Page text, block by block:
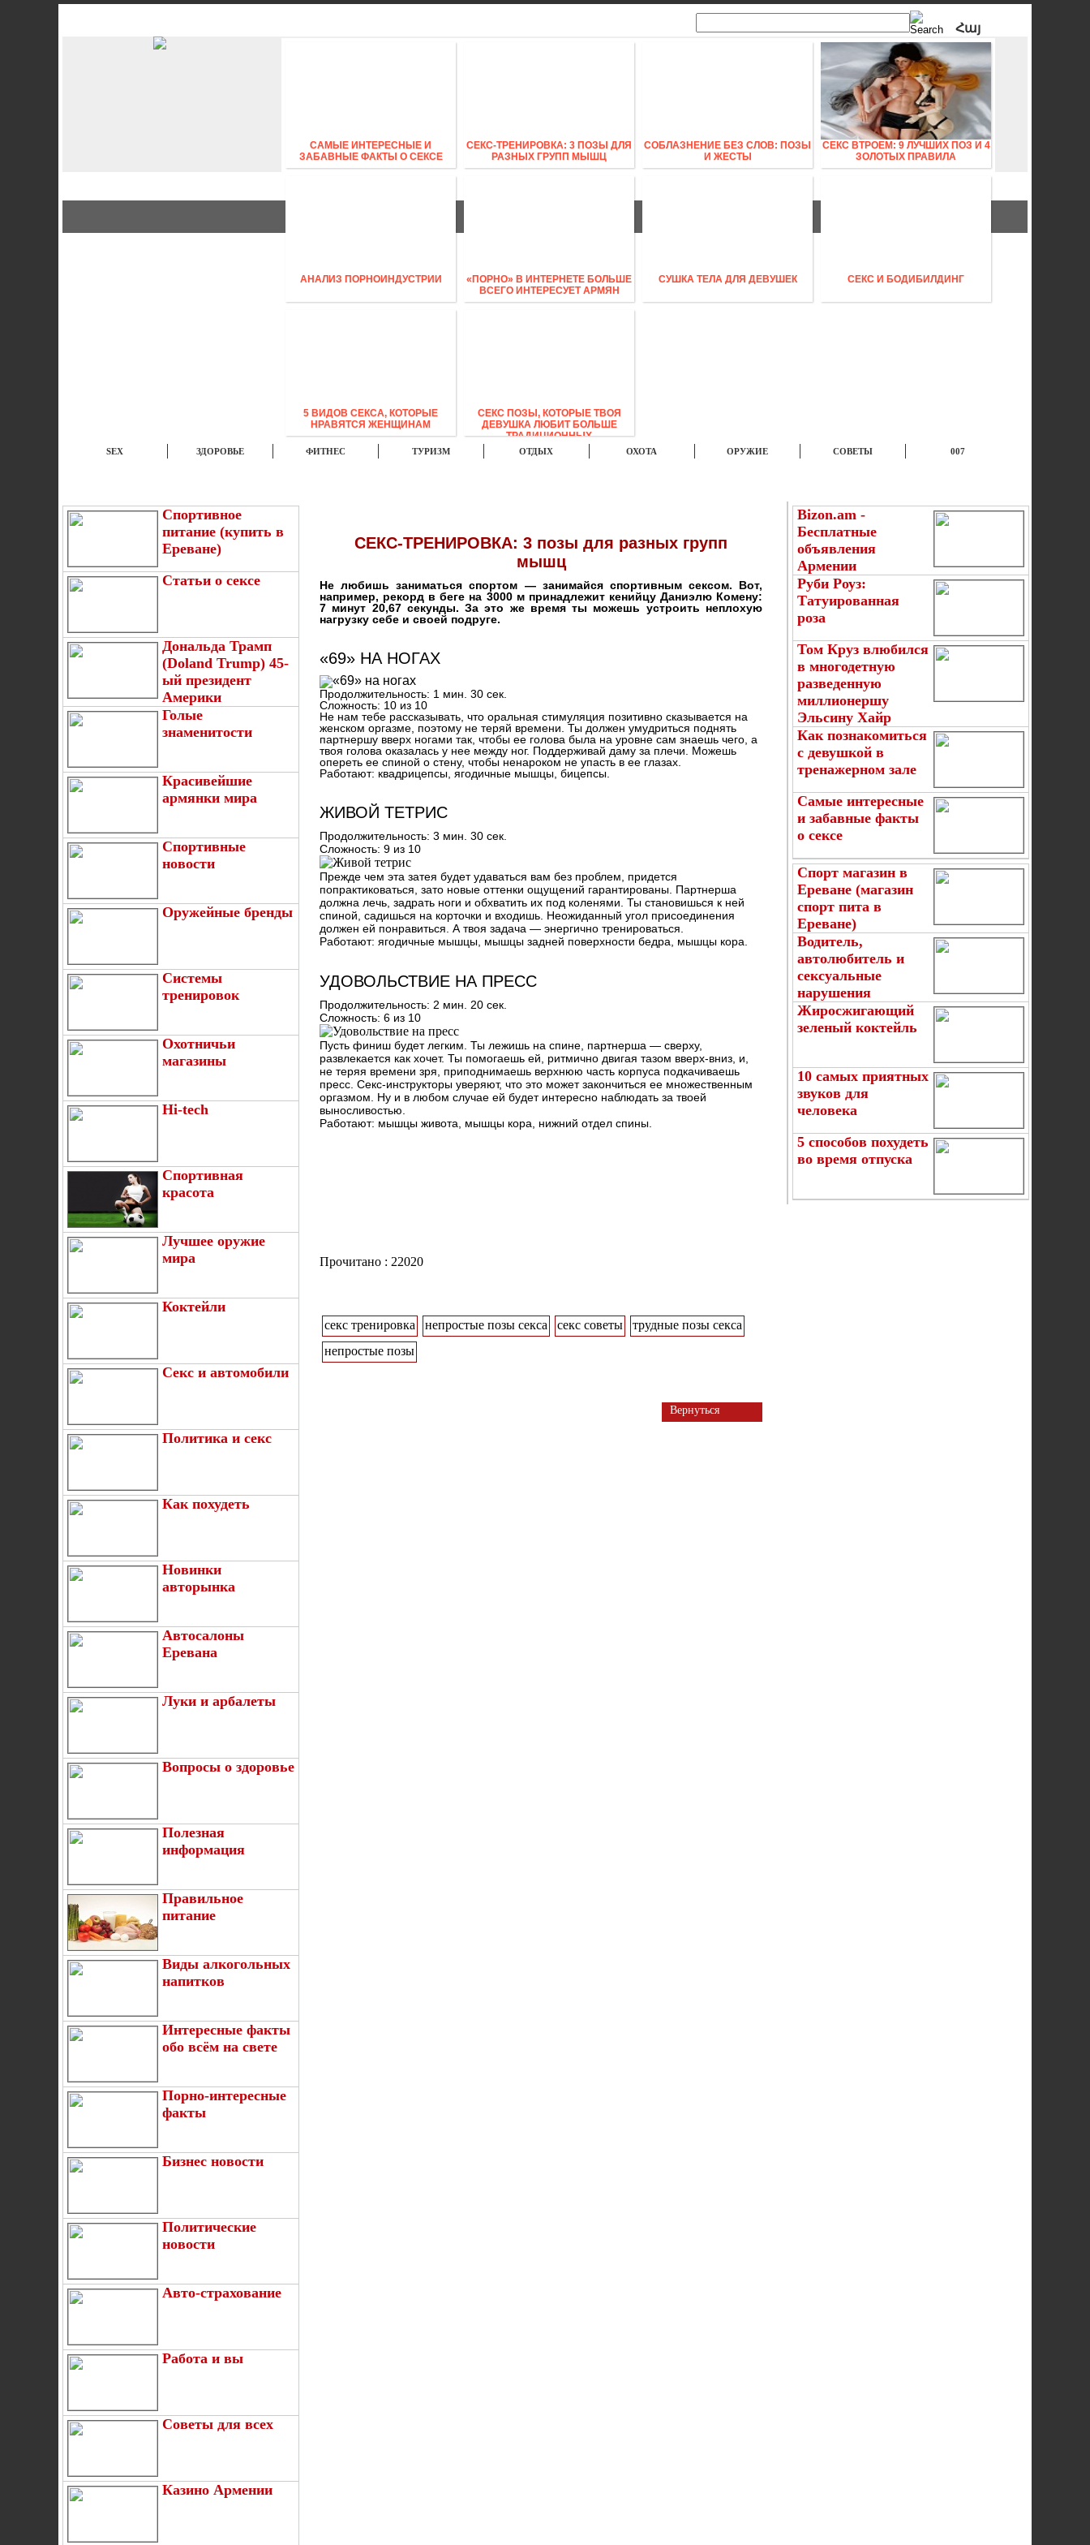
Հայ
САМЫЕ ИНТЕРЕСНЫЕ И
ЗАБАВНЫЕ ФАКТЫ О СЕКСЕ
СЕКС-ТРЕНИРОВКА: 3 ПОЗЫ ДЛЯ
РАЗНЫХ ГРУПП МЫШЦ
СОБЛАЗНЕНИЕ БЕЗ СЛОВ: ПОЗЫ
И ЖЕСТЫ
СЕКС ВТРОЕМ: 9 ЛУЧШИХ ПОЗ И 4
ЗОЛОТЫХ ПРАВИЛА
АНАЛИЗ ПОРНОИНДУСТРИИ
«ПОРНО» В ИНТЕРНЕТЕ БОЛЬШЕ
ВСЕГО ИНТЕРЕСУЕТ АРМЯН
СУШКА ТЕЛА ДЛЯ ДЕВУШЕК СЕКС И БОДИБИЛДИНГ
5 ВИДОВ СЕКСА, КОТОРЫЕ
НРАВЯТСЯ ЖЕНЩИНАМ
СЕКС ПОЗЫ, КОТОРЫЕ ТВОЯ
ДЕВУШКА ЛЮБИТ БОЛЬШЕ
ТРАДИЦИОННЫХ
SEX ЗДОРОВЬЕ ФИТНЕС ТУРИЗМ ОТДЫХ ОХОТА ОРУЖИЕ СОВЕТЫ 007
Спортивное
питание (купить в
Ереване)
Статьи о сексе
Дональда Трамп
(Doland Trump) 45-
ый президент
Америки
Голые
знаменитости
Красивейшие
армянки мира
Спортивные
новости
Оружейные бренды
Системы
тренировок
Охотничьи
магазины
Hi-tech
Спортивная
красота
Лучшее оружие
мира
Коктейли
Секс и автомобили
Политика и секс
Как похудеть
Новинки
авторынка
Автосалоны
Еревана
Луки и арбалеты
Вопросы о здоровье
Полезная
информация
Правильное
питание
Виды алкогольных
напитков
Интересные факты
обо всём на свете
Порно-интересные
факты
Бизнес новости
Политические
новости
Авто-страхование
Работа и вы
Советы для всех
Казино Армении
СЕКС-ТРЕНИРОВКА: 3 позы для разных групп
мышц
Не любишь заниматься спортом — занимайся спортивным сексом. Вот,
например, рекорд в беге на 3000 м принадлежит кенийцу Даниэлю Комену:
7 минут 20,67 секунды. За это же время ты можешь устроить неплохую
нагрузку себе и своей подруге.
«69» НА НОГАХ
Продолжительность: 1 мин. 30 сек.
Сложность: 10 из 10
Не нам тебе рассказывать, что оральная стимуляция позитивно сказывается на
женском оргазме, поэтому не теряй времени. Ты должен умудриться поднять
партнершу вверх ногами так, чтобы ее голова была на уровне сам знаешь чего, а
твоя голова оказалась у нее между ног. Поддерживай даму за плечи. Можешь
опереть ее спиной о стену, чтобы ненароком не упасть в ее глазах.
Работают: квадрицепсы, ягодичные мышцы, бицепсы.
ЖИВОЙ ТЕТРИС
Продолжительность: 3 мин. 30 сек.
Сложность: 9 из 10
Прежде чем эта затея будет удаваться вам без проблем, придется
попрактиковаться, зато новые оттенки ощущений гарантированы. Партнерша
должна лечь, задрать ноги и обхватить их под коленями. Ты становишься к ней
спиной, садишься на корточки и входишь. Неожиданный угол присоединения
должен ей понравиться. А твоя задача — энергично тренироваться.
Работают: ягодичные мышцы, мышцы задней поверхности бедра, мышцы кора.
УДОВОЛЬСТВИЕ НА ПРЕСС
Продолжительность: 2 мин. 20 сек.
Сложность: 6 из 10
Пусть финиш будет легким. Ты лежишь на спине, партнерша — сверху,
развлекается как хочет. Ты помогаешь ей, ритмично двигая тазом вверх-вниз, и,
не теряя времени зря, приподнимаешь верхнюю часть корпуса подкачиваешь
пресс. Секс-инструкторы уверяют, что это может закончиться ее множественным
оргазмом. Ну и в любом случае ей будет интересно наблюдать за твоей
выносливостью.
Работают: мышцы живота, мышцы кора, нижний отдел спины.
Прочитано : 22020
секс тренировка непростые позы секса секс советы
трудные позы секса
непростые позы
Вернуться
Bizon.am -
Бесплатные
объявления
Армении
Руби Роуз:
Татуированная
роза
Том Круз влюбился
в многодетную
разведенную
миллионершу
Эльсину Хайр
Как познакомиться
с девушкой в
тренажерном зале
Самые интересные
и забавные факты
о сексе
Спорт магазин в
Ереване (магазин
спорт пита в
Ереване)
Водитель,
автолюбитель и
сексуальные
нарушения
Жиросжигающий
зеленый коктейль
10 самых приятных
звуков для
человека
5 способов похудеть
во время отпуска